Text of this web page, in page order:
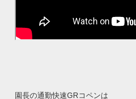
園長の通勤快速GRコペンは